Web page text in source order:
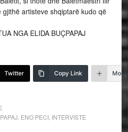
artisteve shqiptarë kudo që
NGA ELIDA BUÇPAPAJ
Twitter Copy Link More
ENO PECI, INTERVISTE